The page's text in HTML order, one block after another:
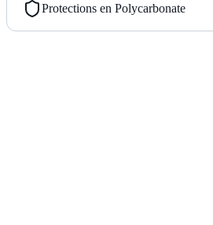
Protections en Polycarbonate